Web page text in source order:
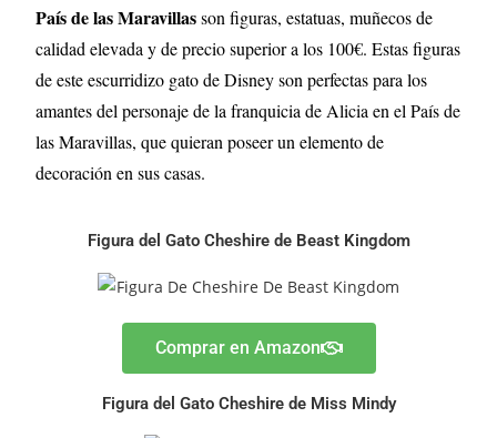
País de las Maravillasson figuras, estatuas, muñecos de
calidad elevada y de precio superior a los 100€. Estas figuras
de este escurridizo gato de Disney son perfectas para los
amantes del personaje de la franquicia de Alicia en el País de
las Maravillas, que quieran poseer un elemento de
decoración en sus casas.
Figura del Gato Cheshire de Beast Kingdom
Comprar en Amazon
Figura del Gato Cheshire de Miss Mindy